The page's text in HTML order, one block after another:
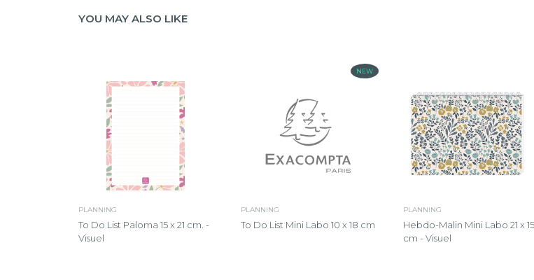
YOU MAY ALSO LIKE
PLANNING
To Do List Paloma 15 x 21 cm. -
Visuel
NEW
PLANNING
To Do List Mini Labo 10 x 18 cm
PLANNING
Hebdo-Malin Mini Labo 21 x 15
cm - Visuel